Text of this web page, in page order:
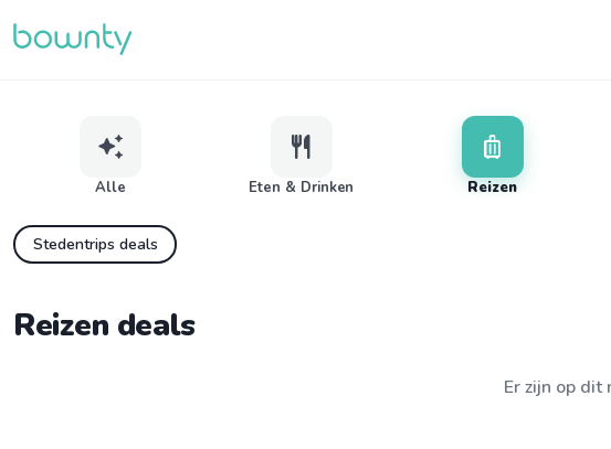
auto_awesome
Alle
restaurant
Eten & Drinken
luggage
Reizen
Stedentrips deals
Reizen deals
Er zijn op dit